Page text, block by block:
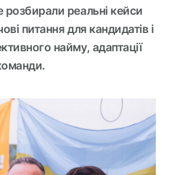
реальні кейси
питання для кандидатів і
найму, адаптації